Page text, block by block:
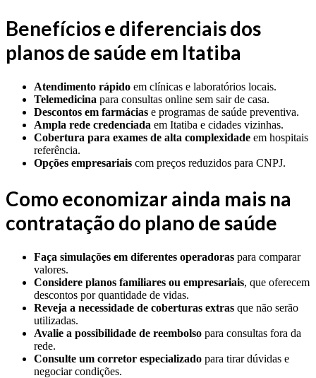
Benefícios e diferenciais dos
planos de saúde em Itatiba
Atendimento rápido em clínicas e laboratórios locais.
Telemedicina para consultas online sem sair de casa.
Descontos em farmácias e programas de saúde preventiva.
Ampla rede credenciada em Itatiba e cidades vizinhas.
Cobertura para exames de alta complexidade em hospitais
referência.
Opções empresariais com preços reduzidos para CNPJ.
Como economizar ainda mais na
contratação do plano de saúde
Faça simulações em diferentes operadoras para comparar
valores.
Considere planos familiares ou empresariais, que oferecem
descontos por quantidade de vidas.
Reveja a necessidade de coberturas extras que não serão
utilizadas.
Avalie a possibilidade de reembolso para consultas fora da
rede.
Consulte um corretor especializado para tirar dúvidas e
negociar condições.